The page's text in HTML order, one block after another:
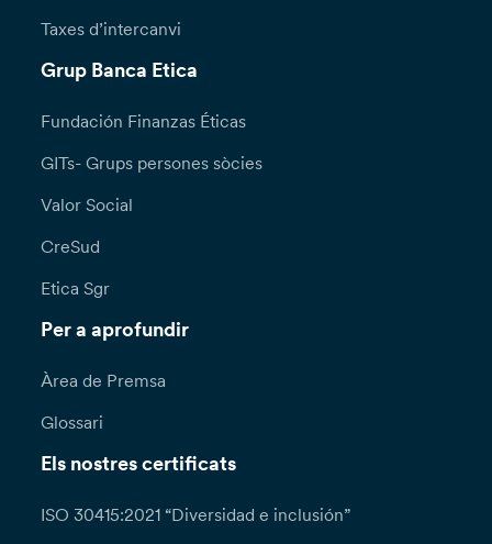
Taxes d’intercanvi
Grup Banca Etica
Fundación Finanzas Éticas
GITs- Grups persones sòcies
Valor Social
CreSud
Etica Sgr
Per a aprofundir
Àrea de Premsa
Glossari
Els nostres certificats
ISO 30415:2021 “Diversidad e inclusión”